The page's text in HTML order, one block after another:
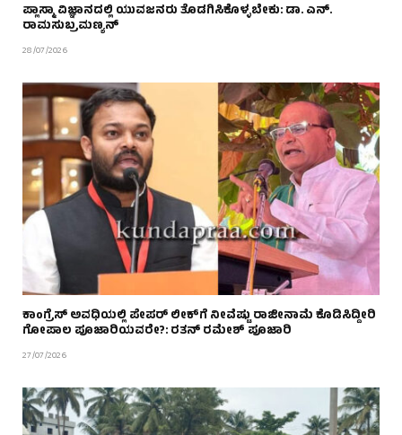
ಪ್ಲಾಸ್ಮಾ ವಿಜ್ಞಾನದಲ್ಲಿ ಯುವಜನರು ತೊಡಗಿಸಿಕೊಳ್ಳಬೇಕು: ಡಾ. ಎನ್.
ರಾಮಸುಬ್ರಮಣ್ಯನ್
28/07/2026
ಕಾಂಗ್ರೆಸ್ ಅವಧಿಯಲ್ಲಿ ಪೇಪರ್ ಲೀಕ್‌ಗೆ ನೀವೆಷ್ಟು ರಾಜೀನಾಮೆ ಕೊಡಿಸಿದ್ದೀರಿ
ಗೋಪಾಲ ಪೂಜಾರಿಯವರೇ?: ರತನ್ ರಮೇಶ್ ಪೂಜಾರಿ
27/07/2026